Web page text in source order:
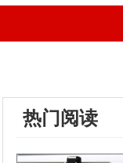
热门阅读